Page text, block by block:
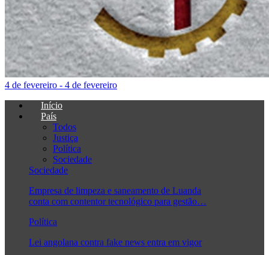
4 de fevereiro - 4 de fevereiro
Início
País
Todos
Justiça
Política
Sociedade
Sociedade
Empresa de limpeza e saneamento de Luanda
conta com contentor tecnológico para gestão…
Política
Lei angolana contra fake news entra em vigor